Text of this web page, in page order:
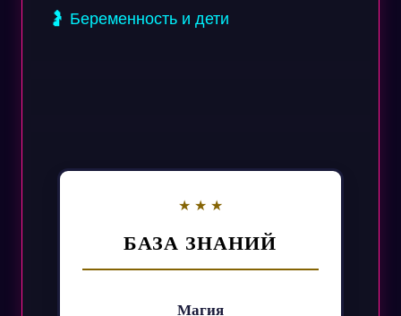
🤰 Беременность и дети
БАЗА ЗНАНИЙ
Магия